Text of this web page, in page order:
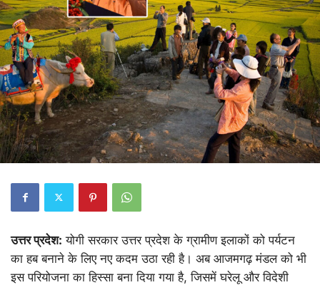
उत्तर प्रदेश: योगी सरकार उत्तर प्रदेश के ग्रामीण इलाकों को पर्यटन
का हब बनाने के लिए नए कदम उठा रही है। अब आजमगढ़ मंडल को भी
इस परियोजना का हिस्सा बना दिया गया है, जिसमें घरेलू और विदेशी